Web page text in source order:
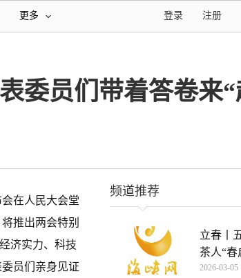
更多 注册
登录
委员们带着答卷来“
会在人民大会堂
推出两会特别
济实力、科技
员们亲身见证
频道推荐
立春丨
茶人“春
2026-03-05